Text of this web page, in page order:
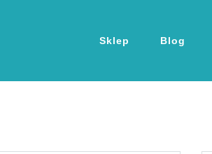
Sklep Blog